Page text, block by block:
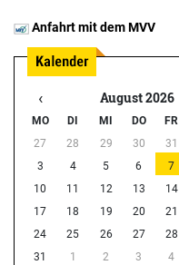
Anfahrt mit dem MVV
‹ August 2026
MO DI MI DO FR
27
28 29 30 31
3
4 5 6 7
10
11 12 13 14
17
18 19 20 21
24
25 26 27 28
31
1 2 3 4